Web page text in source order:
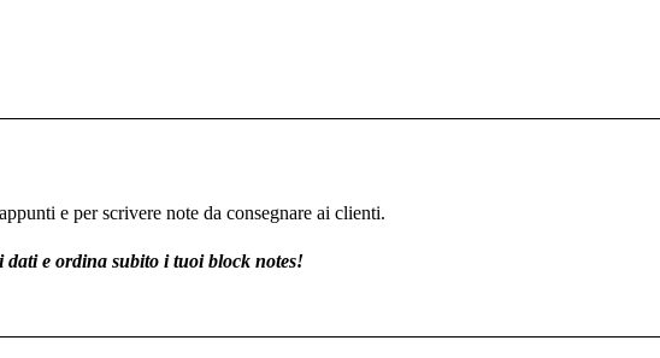
e per scrivere note da consegnare ai clienti.
e ordina subito i tuoi block notes!